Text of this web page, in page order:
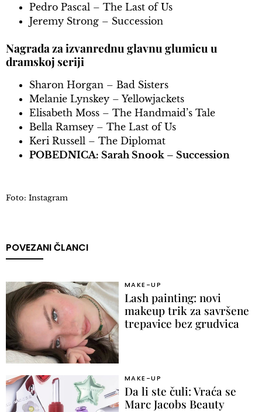
Pedro Pascal – The Last of Us
Jeremy Strong – Succession
Nagrada za izvanrednu glavnu glumicu u
dramskoj seriji
Sharon Horgan – Bad Sisters
Melanie Lynskey – Yellowjackets
Elisabeth Moss – The Handmaid’s Tale
Bella Ramsey – The Last of Us
Keri Russell – The Diplomat
POBEDNICA: Sarah Snook – Succession
Foto: Instagram
POVEZANI ČLANCI
MAKE-UP
Lash painting: novi
makeup trik za savršene
trepavice bez grudvica
MAKE-UP
Da li ste čuli: Vraća se
Marc Jacobs Beauty